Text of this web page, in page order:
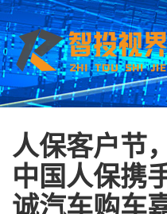
人保客户节
中国人保携
诚汽车购车